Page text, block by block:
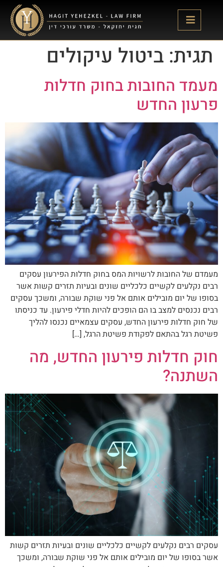
תגית: ביטול עיקולים
מעמד החובות בחוק חדלות
פרעון החדש
מעמדם של החובות לרשויות המס בחוק חדלות הפירעון עסקים
רבים נקלעים לקשיים כלכליים שונים ובעיות תזרים קשות אשר
בסופו של יום מובילים אותם אל פני שוקת שבורה, ומשכך עסקים
רבים נכנסים למצב בו הם הופכים להיות חדלי פירעון. עד כניסתו
של חוק חדלות פירעון החדש, עסקים עצמאיים נכנסו להליך
פשיטת רגל בהתאם לפקודת פשיטת הרגל, […]
חוק חדלות פירעון החדש, מה
השתנה?
עסקים רבים נקלעים לקשיים כלכליים שונים ובעיות תזרים קשות
אשר בסופו של יום מובילים אותם אל פני שוקת שבורה, ומשכך